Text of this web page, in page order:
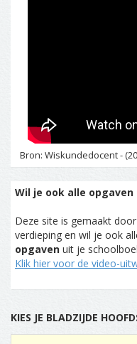
Bron: Wiskundedocent -
Wil je ook alle
Deze site is gemaakt
verdieping en wil je ook
opgaven uit je
Klik hier voor de video-
KIES JE BLADZIJDE